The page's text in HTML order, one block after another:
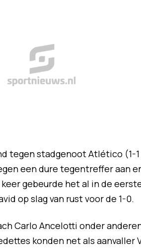
tegen stadgenoot Atlético (1-
een dure tegentreffer aan
gebeurde het al in de
op slag van rust voor de 1-0.
Carlo Ancelotti onder
konden net als aanvaller